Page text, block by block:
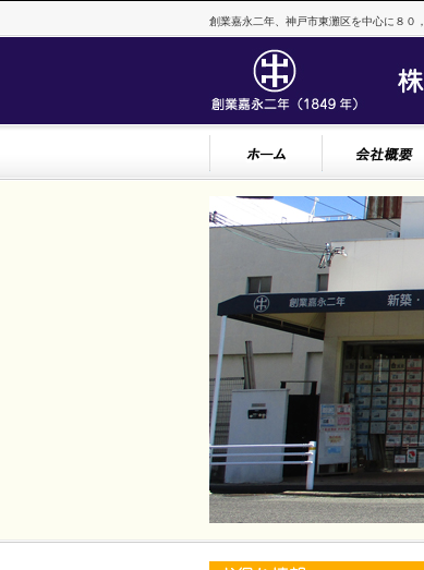
創業嘉永二年、神戸市東灘区を中心に８０